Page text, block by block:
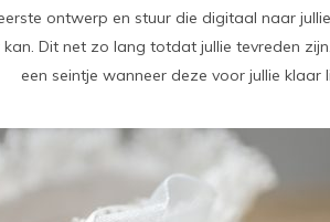
ontwerp en stuur die digitaal naar
Dit net zo lang totdat jullie tevreden
een seintje wanneer deze voor jullie klaar